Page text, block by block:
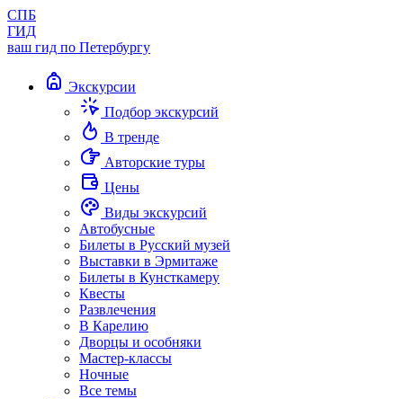
СПБ
ГИД
ваш гид по Петербургу
Экскурсии
Подбор экскурсий
В тренде
Авторские туры
Цены
Виды экскурсий
Автобусные
Билеты в Русский музей
Выставки в Эрмитаже
Билеты в Кунсткамеру
Квесты
Развлечения
В Карелию
Дворцы и особняки
Мастер-классы
Ночные
Все темы